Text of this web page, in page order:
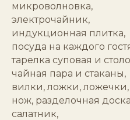
микроволновка,
электрочайник,
индукционная плитка,
посуда на каждого
тарелка суповая и
чайная пара и стаканы,
вилки, ложки, ложечки,
нож, разделочная
салатник,